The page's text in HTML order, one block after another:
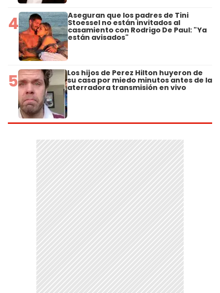
4 Aseguran que los padres de Tini
Stoessel no están invitados al
casamiento con Rodrigo De Paul: "Ya
están avisados"
5 Los hijos de Perez Hilton huyeron de
su casa por miedo minutos antes de la
aterradora transmisión en vivo